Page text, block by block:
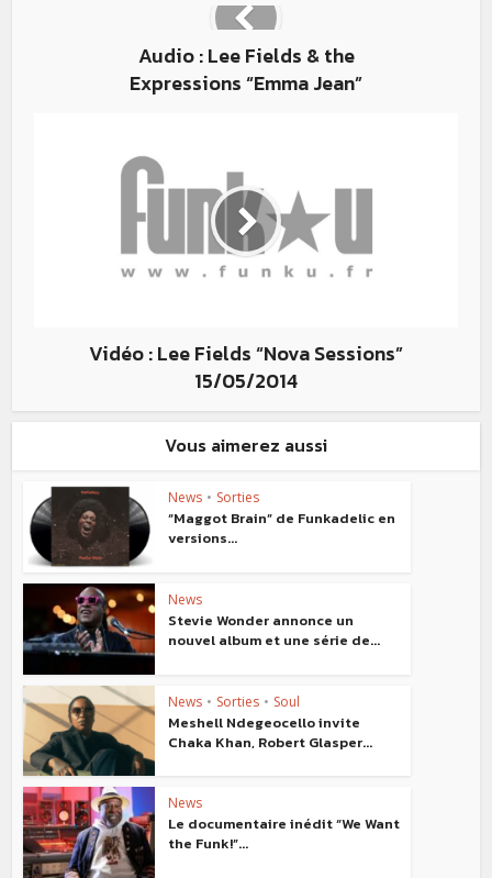
Audio : Lee Fields & the
Expressions “Emma Jean”
Vidéo : Lee Fields “Nova Sessions”
15/05/2014
Vous aimerez aussi
News • Sorties
“Maggot Brain” de Funkadelic en
versions...
News
Stevie Wonder annonce un
nouvel album et une série de...
News • Sorties • Soul
Meshell Ndegeocello invite
Chaka Khan, Robert Glasper...
News
Le documentaire inédit “We Want
the Funk!”...